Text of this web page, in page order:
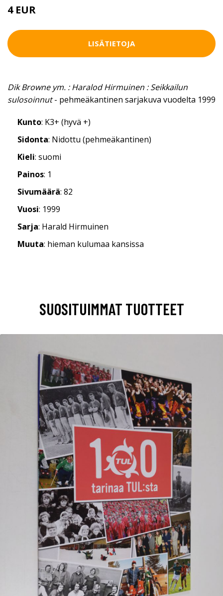
4 EUR
LISÄTIETOJA
Dik Browne ym. : Haralod Hirmuinen : Seikkailun
sulosoinnut- pehmeäkantinen sarjakuva vuodelta 1999
Kunto: K3+ (hyvä +)
Sidonta: Nidottu (pehmeäkantinen)
Kieli: suomi
Painos: 1
Sivumäärä: 82
Vuosi: 1999
Sarja: Harald Hirmuinen
Muuta: hieman kulumaa kansissa
SUOSITUIMMAT TUOTTEET